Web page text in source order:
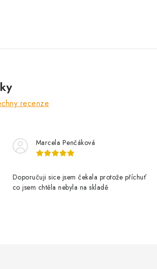
recenze
Marcela Penčáková
Doporučuji sice jsem čekala protože příchuť
co jsem chtěla nebyla na skladě